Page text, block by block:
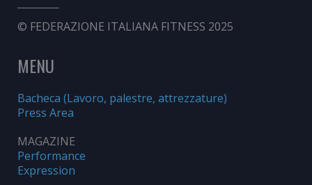
© FEDERAZIONE ITALIANA FITNESS 2025
MENU
Bacheca (Lavoro, palestre, attrezzature)
Press Area
MAGAZINE
Performance
Expression